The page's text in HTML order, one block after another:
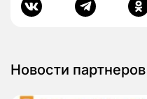
Новости партнеров